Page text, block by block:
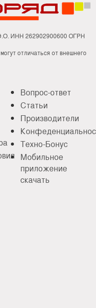
ИНН 262902900600 ОГРН
отличаться от внешнего
Вопрос-ответ
Статьи
Производители
Техно-Бонус
Мобильное
приложение
скачать